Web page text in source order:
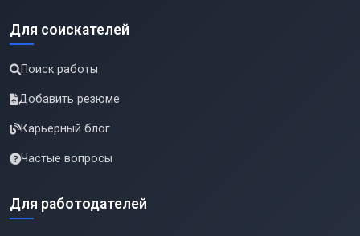
Для соискателей
Поиск работы
Добавить резюме
Карьерный блог
Частые вопросы
Для работодателей